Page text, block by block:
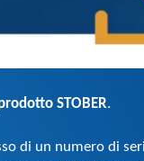
STOBER.
di un numero di